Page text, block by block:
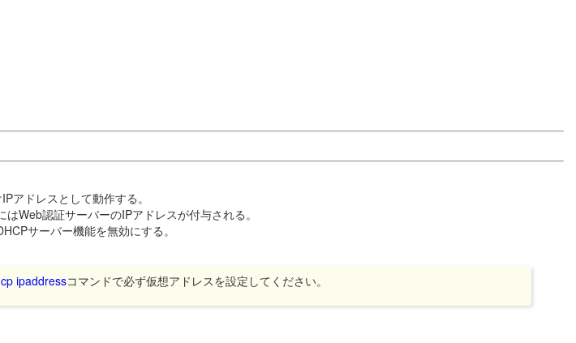
アドレスとして動作する。
Web認証サーバーのIPアドレスが付与される。
サーバー機能を無効にする。
ipaddressコマンドで必ず仮想アドレスを設定してください。